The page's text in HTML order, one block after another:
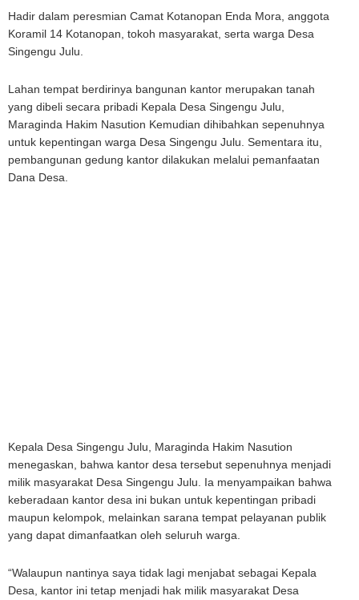
Hadir dalam peresmian Camat Kotanopan Enda Mora, anggota
Koramil 14 Kotanopan, tokoh masyarakat, serta warga Desa
Singengu Julu.
Lahan tempat berdirinya bangunan kantor merupakan tanah
yang dibeli secara pribadi Kepala Desa Singengu Julu,
Maraginda Hakim Nasution Kemudian dihibahkan sepenuhnya
untuk kepentingan warga Desa Singengu Julu. Sementara itu,
pembangunan gedung kantor dilakukan melalui pemanfaatan
Dana Desa.
Kepala Desa Singengu Julu, Maraginda Hakim Nasution
menegaskan, bahwa kantor desa tersebut sepenuhnya menjadi
milik masyarakat Desa Singengu Julu. Ia menyampaikan bahwa
keberadaan kantor desa ini bukan untuk kepentingan pribadi
maupun kelompok, melainkan sarana tempat pelayanan publik
yang dapat dimanfaatkan oleh seluruh warga.
“Walaupun nantinya saya tidak lagi menjabat sebagai Kepala
Desa, kantor ini tetap menjadi hak milik masyarakat Desa